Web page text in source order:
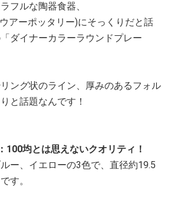
フルな陶器食器、
ウアーポッタリー)にそっくりだと話
ダイナーカラーラウンドプレー
ング状のライン、厚みのあるフォル
と話題なんです！
100均とは思えないクオリティ！
ー、イエローの3色で、直径約19.5
す。